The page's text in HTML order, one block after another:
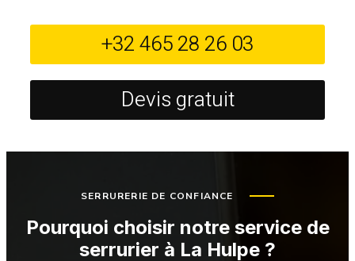
+32 465 28 26 03
Devis gratuit
SERRURERIE DE CONFIANCE
Pourquoi choisir notre service de
serrurier à La Hulpe ?